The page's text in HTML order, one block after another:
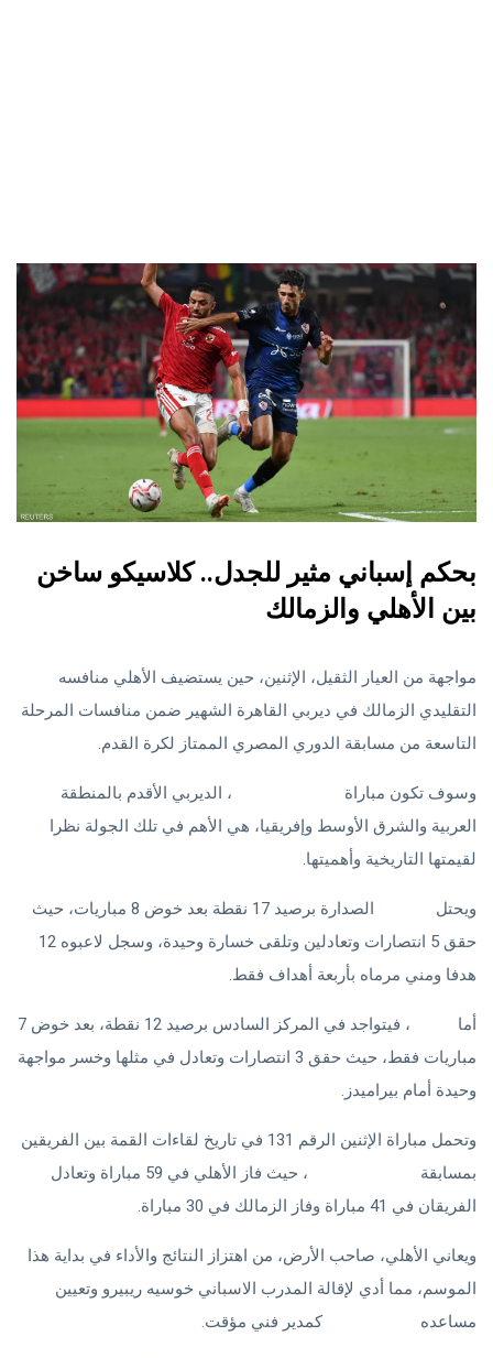
بحكم إسباني مثير للجدل.. كلاسيكو ساخن
بين الأهلي والزمالك
مواجهة من العيار الثقيل، الإثنين، حين يستضيف الأهلي منافسه
التقليدي الزمالك في ديربي القاهرة الشهير ضمن منافسات المرحلة
التاسعة من مسابقة الدوري المصري الممتاز لكرة القدم.
وسوف تكون مباراة
، الديربي الأقدم بالمنطقة
العربية والشرق الأوسط وإفريقيا، هي الأهم في تلك الجولة نظرا
لقيمتها التاريخية وأهميتها.
ويحتل
الصدارة برصيد 17 نقطة بعد خوض 8 مباريات، حيث
حقق 5 انتصارات وتعادلين وتلقى خسارة وحيدة، وسجل لاعبوه 12
هدفا ومني مرماه بأربعة أهداف فقط.
أما
، فيتواجد في المركز السادس برصيد 12 نقطة، بعد خوض 7
مباريات فقط، حيث حقق 3 انتصارات وتعادل في مثلها وخسر مواجهة
وحيدة أمام بيراميدز.
وتحمل مباراة الإثنين الرقم 131 في تاريخ لقاءات القمة بين الفريقين
بمسابقة
، حيث فاز الأهلي في 59 مباراة وتعادل
الفريقان في 41 مباراة وفاز الزمالك في 30 مباراة.
ويعاني الأهلي، صاحب الأرض، من اهتزاز النتائج والأداء في بداية هذا
الموسم، مما أدي لإقالة المدرب الاسباني خوسيه ريبيرو وتعيين
مساعده
كمدير فني مؤقت.